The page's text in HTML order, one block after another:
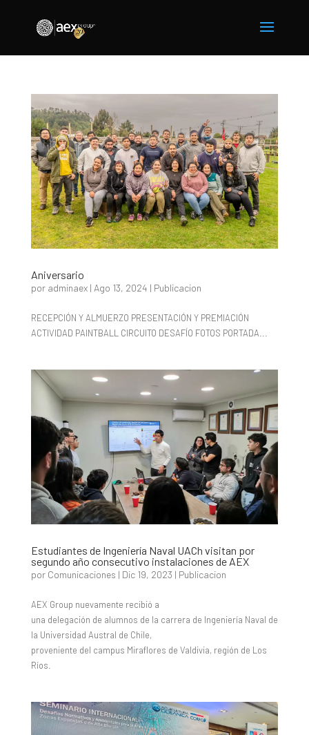
Aniversario
por adminaex| Ago 13, 2024 | Publicacion
RECEPCIÓN Y ALMUERZO PRESENTACIÓN Y PREMIACIÓN
ACTIVIDAD PAINTBALL CIRCUITO DESAFÍO FOTOS PORTADA...
Estudiantes de Ingeniería Naval UACh visitan por
segundo año consecutivo instalaciones de AEX
por Comunicaciones | Dic 19, 2023 | Publicacion
AEX Group nuevamente recibió a
una delegación de alumnos de la carrera de Ingeniería Naval de
la Universidad Austral de Chile,
proveniente del campus Miraflores de Valdivia, región de Los
Ríos.